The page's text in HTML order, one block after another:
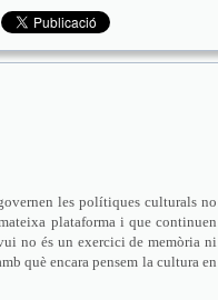
les polítiques culturals no
plataforma i que continuen
no és un exercici de memòria ni
què encara pensem la cultura en